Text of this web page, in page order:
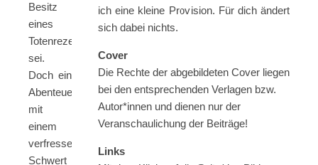
Besitz
eines
Totenrezepts
sei.
Doch ein
Abenteuer
mit
einem
verfressenen
Schwert
ich eine kleine Provision. Für dich ändert
sich dabei nichts.
Cover
Die Rechte der abgebildeten Cover liegen
bei den entsprechenden Verlagen bzw.
Autor*innen und dienen nur der
Veranschaulichung der Beiträge!
Links